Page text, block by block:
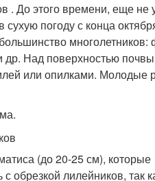
. До этого времени, еще не
погоду с конца
многолетников:
др. Над поверхностью почвы
или опилками. Молодые
(до 20-25 см), которые
обрезкой лилейников, так